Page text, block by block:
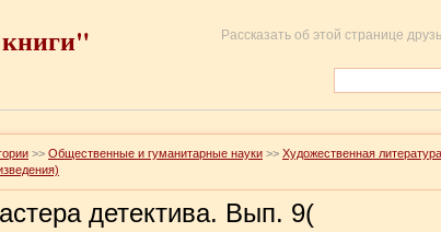
Рассказать об этой странице
>> Общественные и гуманитарные науки >> Художественная литература
детектива. Вып. 9(